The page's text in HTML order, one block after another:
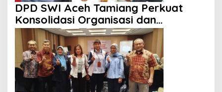
DPD SWI Aceh Tamiang Perkuat
Konsolidasi Organisasi dan
Kemitraan